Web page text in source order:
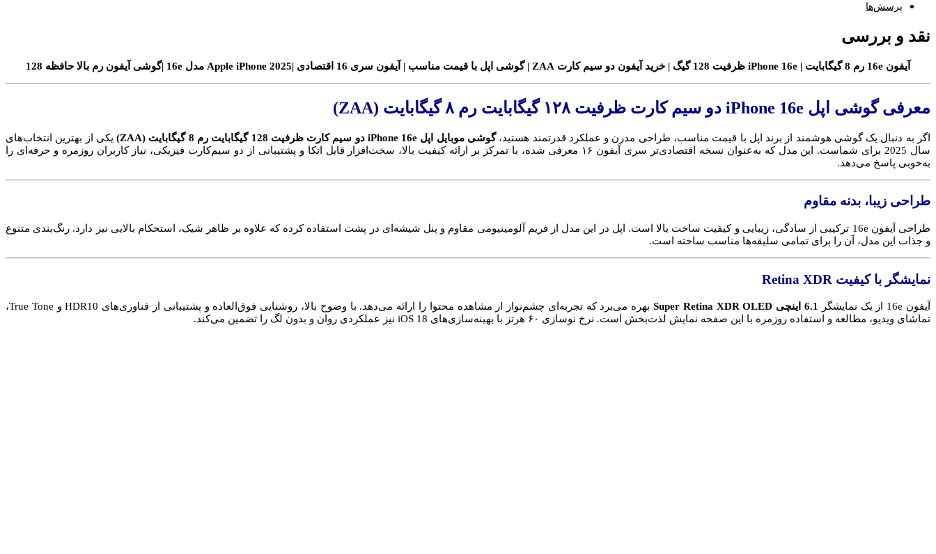
پرسش‌ها
نقد و بررسی
آیفون 16e رم 8 گیگابایت | iPhone 16e ظرفیت 128 گیگ | خرید آیفون دو سیم کارت ZAA | گوشی اپل با قیمت مناسب | آیفون سری 16 اقتصادی |Apple iPhone 2025 مدل 16e |گوشی آیفون رم بالا حافظه 128
معرفی گوشی اپل iPhone 16e دو سیم کارت ظرفیت ۱۲۸ گیگابایت رم ۸ گیگابایت (ZAA)
اگر به دنبال یک گوشی هوشمند از برند اپل با قیمت مناسب، طراحی مدرن و عملکرد قدرتمند هستید،گوشی موبایل اپل iPhone 16e دو سیم کارت ظرفیت 128 گیگابایت رم 8 گیگابایت (ZAA)
یکی از بهترین انتخاب‌های
سال 2025 برای شماست. این مدل که به‌عنوان نسخه اقتصادی‌تر سری آیفون ۱۶ معرفی شده، با تمرکز بر ارائه کیفیت بالا، سخت‌افزار قابل اتکا و پشتیبانی از دو سیم‌کارت فیزیکی، نیاز کاربران روزمره و حرفه‌ای را
به‌خوبی پاسخ می‌دهد.
طراحی زیبا، بدنه مقاوم
طراحی آیفون 16e ترکیبی از سادگی، زیبایی و کیفیت ساخت بالا است. اپل در این مدل از فریم آلومینیومی مقاوم و پنل شیشه‌ای در پشت استفاده کرده که علاوه بر ظاهر شیک، استحکام بالایی نیز دارد. رنگ‌بندی متنوع
و جذاب این مدل، آن را برای تمامی سلیقه‌ها مناسب ساخته است.
نمایشگر با کیفیت Retina XDR
آیفون 16e از یک نمایشگر 6.1 اینچی Super Retina XDR OLED
بهره می‌برد که تجربه‌ای چشم‌نواز از مشاهده محتوا را ارائه می‌دهد. با وضوح بالا، روشنایی فوق‌العاده و پشتیبانی از فناوری‌های HDR10 و True Tone،
تماشای ویدیو، مطالعه و استفاده روزمره با این صفحه نمایش لذت‌بخش است. نرخ نوسازی ۶۰ هرتز با بهینه‌سازی‌های iOS 18 نیز عملکردی روان و بدون لگ را تضمین می‌کند.